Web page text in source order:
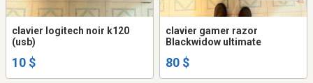
clavier logitech noir k120
(usb)
10 $
clavier gamer razor
Blackwidow ultimate
80 $